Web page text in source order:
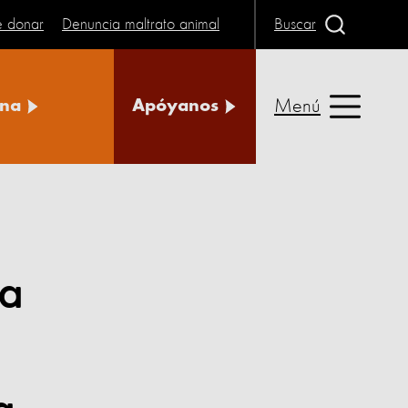
donar Denuncia maltrato animal Buscar
Apóyanos Menú